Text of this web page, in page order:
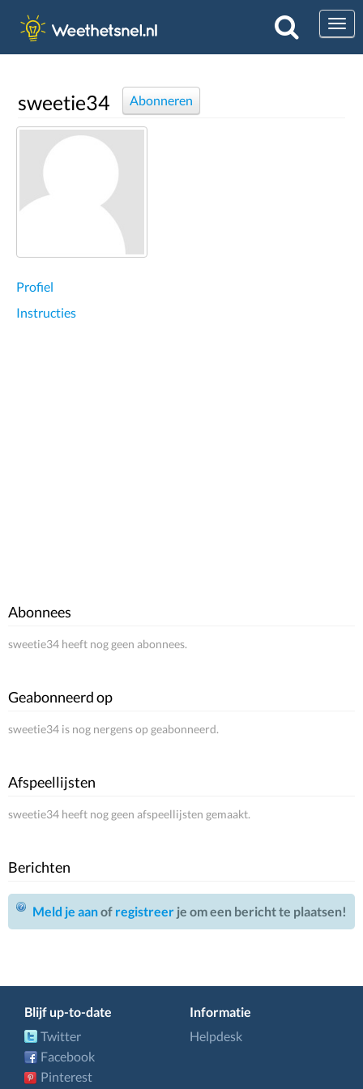
sweetie34 Abonneren
Profiel
Instructies
Abonnees
sweetie34 heeft nog geen abonnees.
Geabonneerd op
sweetie34 is nog nergens op geabonneerd.
Afspeellijsten
sweetie34 heeft nog geen afspeellijsten gemaakt.
Berichten
Meld je aanof registreer je om een bericht te plaatsen!
Blijf up-to-date
Twitter
Facebook
Pinterest
Informatie
Helpdesk